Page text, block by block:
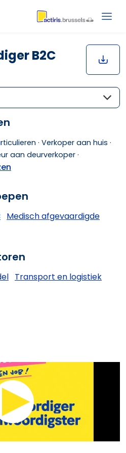
B2C
· Verkoper aan huis ·
aan deurverkoper ·
Medisch afgevaardigde
Transport en logistiek